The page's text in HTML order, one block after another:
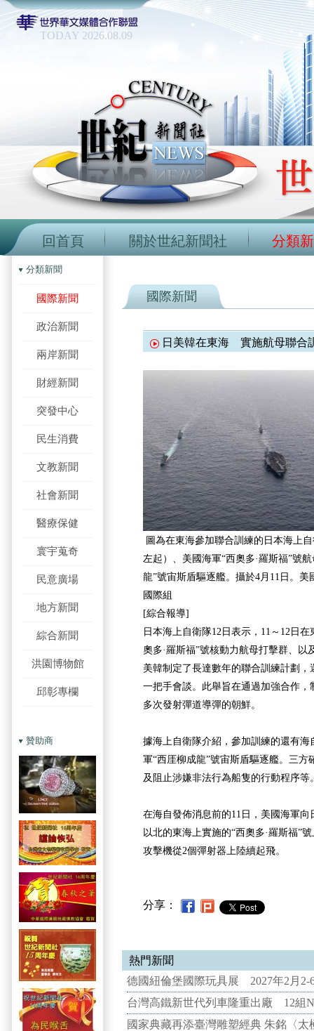
TODAY 2026.08.09
回首頁 關於世紀新聞社 分類
分類新聞
國際新聞
政治新聞
兩岸新聞
財經新聞
突發中心
民生消費
文教新聞
社會新聞
醫療保健
寰宇蒐奇
民意廣場
地方新聞
綜合新聞
洪園博物館
邱彰專欄
贊助商
國際新聞
日美韓在東海 實施航母聯合
圖為在東海參加聯合訓練的日本海上
左起）、美國海軍“西奧多·羅斯福”號
龍”號宙斯盾驅逐艦。攝於4月11日。美
國際組
[綜合報導]
日本海上自衛隊12日表示，11～12日
奧多·羅斯福”號核動力航母打擊群、以
美韓制定了長達數年的聯合訓練計劃
一把手會談。此舉旨在通過加強合作
多次發射彈道導彈的朝鮮。
據海上自衛隊介紹，參加訓練的還有海
軍“西厓柳成龍”號宙斯盾驅逐艦。三方
及阻止涉嫌非法行為船隻的行動程序等
在海自發佈消息前的11日，美國海軍
以北的東海上實施的“西奧多·羅斯福”
攻擊機從2個彈射器上陸續起飛。
分享：
熱門新聞
德國紐倫堡國際玩具展 2027年2月2-
台灣高鐵新世代列車隆重出廠 12組
國家典藏再添臺灣雕塑經典 朱銘〈